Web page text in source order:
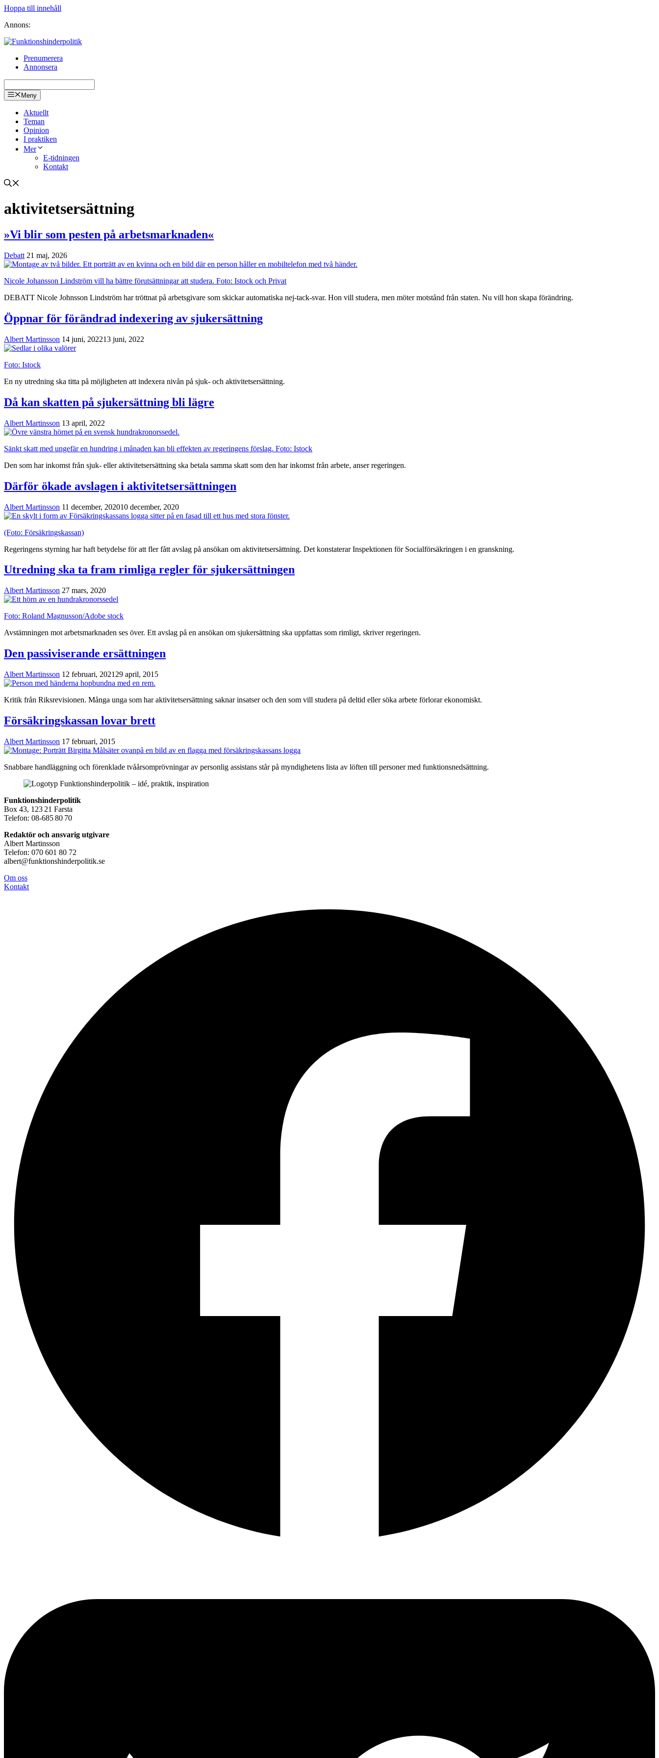
Hoppa till innehåll
Annons:
Prenumerera
Annonsera
Meny
Aktuellt
Teman
Opinion
I praktiken
Mer
E-tidningen
Kontakt
aktivitetsersättning
»Vi blir som pesten på arbetsmarknaden«
Debatt 21 maj, 2026
Nicole Johansson Lindström vill ha bättre förutsättningar att studera. Foto: Istock och Privat
DEBATT Nicole Johnsson Lindström har tröttnat på arbetsgivare som skickar automatiska nej-tack-svar. Hon vill studera, men möter motstånd från staten. Nu vill hon skapa förändring.
Öppnar för förändrad indexering av sjukersättning
Albert Martinsson 14 juni, 202213 juni, 2022
Foto: Istock
En ny utredning ska titta på möjligheten att indexera nivån på sjuk- och aktivitetsersättning.
Då kan skatten på sjukersättning bli lägre
Albert Martinsson 13 april, 2022
Sänkt skatt med ungefär en hundring i månaden kan bli effekten av regeringens förslag. Foto: Istock
Den som har inkomst från sjuk- eller aktivitetsersättning ska betala samma skatt som den har inkomst från arbete, anser regeringen.
Därför ökade avslagen i aktivitetsersättningen
Albert Martinsson 11 december, 202010 december, 2020
(Foto: Försäkringskassan)
Regeringens styrning har haft betydelse för att fler fått avslag på ansökan om aktivitetsersättning. Det konstaterar Inspektionen för Socialförsäkringen i en granskning.
Utredning ska ta fram rimliga regler för sjukersättningen
Albert Martinsson 27 mars, 2020
Foto: Roland Magnusson/Adobe stock
Avstämningen mot arbetsmarknaden ses över. Ett avslag på en ansökan om sjukersättning ska uppfattas som rimligt, skriver regeringen.
Den passiviserande ersättningen
Albert Martinsson 12 februari, 2021 29 april, 2015
Kritik från Riksrevisionen. Många unga som har aktivitetsersättning saknar insatser och den som vill studera på deltid eller söka arbete förlorar ekonomiskt.
Försäkringskassan lovar brett
Albert Martinsson 17 februari, 2015
Snabbare handläggning och förenklade tvåårsomprövningar av personlig assistans står på myndighetens lista av löften till personer med funktionsnedsättning.
Funktionshinderpolitik
Box 43, 123 21 Farsta
Telefon: 08-685 80 70
Redaktör och ansvarig utgivare
Albert Martinsson
Telefon: 070 601 80 72
albert@funktionshinderpolitik.se
Om oss
Kontakt